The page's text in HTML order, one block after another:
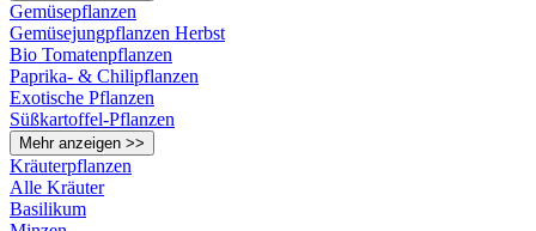
Gemüsepflanzen
Gemüsejungpflanzen Herbst
Bio Tomatenpflanzen
Paprika- & Chilipflanzen
Exotische Pflanzen
Süßkartoffel-Pflanzen
Mehr anzeigen >>
Kräuterpflanzen
Alle Kräuter
Basilikum